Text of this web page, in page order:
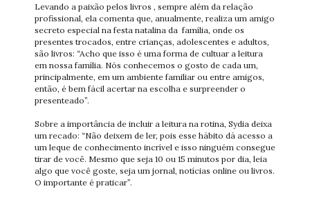
Levando a paixão pelos livros , sempre além da relação
profissional, ela comenta que, anualmente, realiza um amigo
secreto especial na festa natalina da família, onde os
presentes trocados, entre crianças, adolescentes e adultos,
são livros: “Acho que isso é uma forma de cultuar a leitura
em nossa família. Nós conhecemos o gosto de cada um,
principalmente, em um ambiente familiar ou entre amigos,
então, é bem fácil acertar na escolha e surpreender o
presenteado”.
Sobre a importância de incluir a leitura na rotina, Sydia deixa
um recado: “Não deixem de ler, pois esse hábito dá acesso a
um leque de conhecimento incrível e isso ninguém consegue
tirar de você. Mesmo que seja 10 ou 15 minutos por dia, leia
algo que você goste, seja um jornal, notícias online ou livros.
O importante é praticar”.